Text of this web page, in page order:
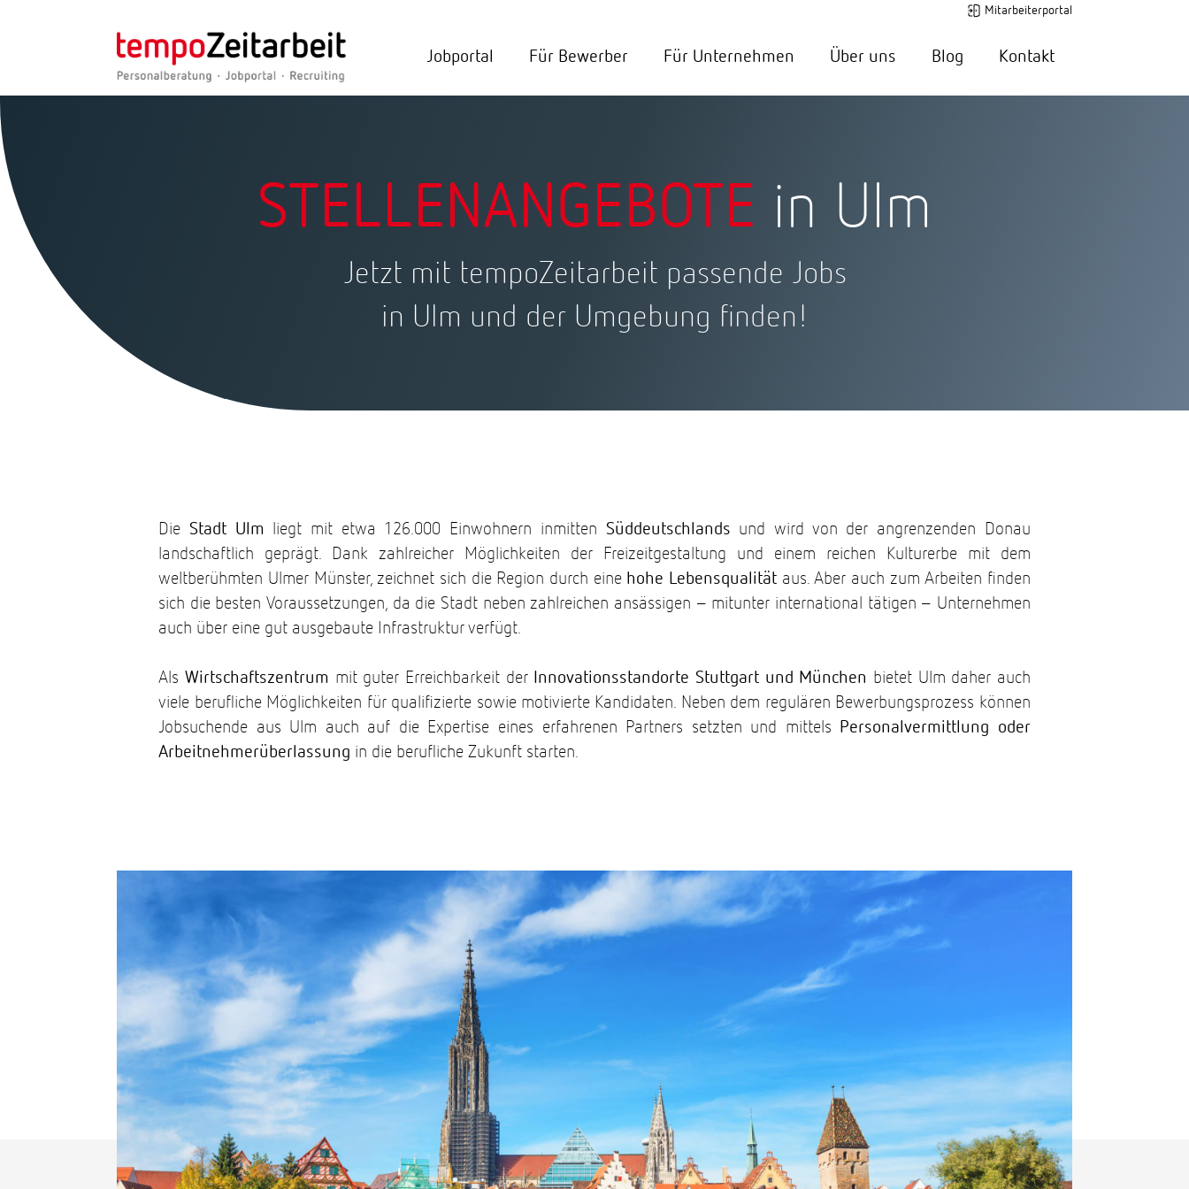
Mitarbeiterportal
Jobportal Für Bewerber Für Unternehmen Über uns Blog Kontakt
STELLENANGEBOTE in Ulm
Jetzt mit tempoZeitarbeit passende Jobs
in Ulm und der Umgebung finden!
Die Stadt Ulm liegt mit etwa 126.000 Einwohnern inmitten Süddeutschlands und wird von der angrenzenden Donau
landschaftlich geprägt. Dank zahlreicher Möglichkeiten der Freizeitgestaltung und einem reichen Kulturerbe mit dem
weltberühmten Ulmer Münster, zeichnet sich die Region durch eine hohe Lebensqualitätaus. Aber auch zum Arbeiten finden
sich die besten Voraussetzungen, da die Stadt neben zahlreichen ansässigen – mitunter international tätigen – Unternehmen
auch über eine gut ausgebaute Infrastruktur verfügt.
Als Wirtschaftszentrum mit guter Erreichbarkeit der Innovationsstandorte Stuttgart und München bietet Ulm daher auch
viele berufliche Möglichkeiten für qualifizierte sowie motivierte Kandidaten. Neben dem regulären Bewerbungsprozess können
Jobsuchende aus Ulm auch auf die Expertise eines erfahrenen Partners setzten und mittels Personalvermittlung oder
Arbeitnehmerüberlassung in die berufliche Zukunft starten.